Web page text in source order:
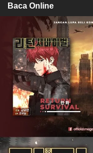
Baca Online